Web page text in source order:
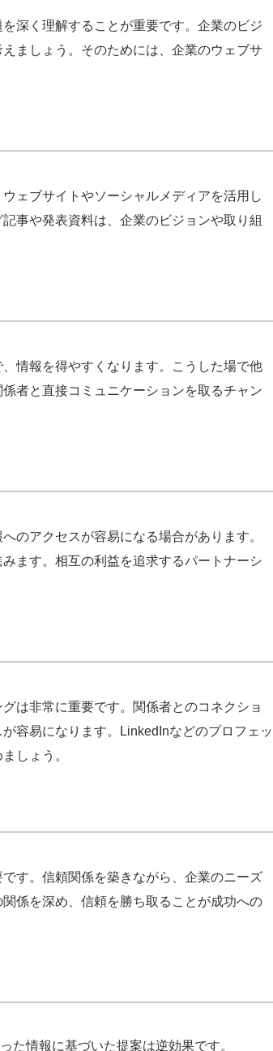
深く理解することが重要です。企業のビジ
ましょう。そのためには、企業のウェブサ
ェブサイトやソーシャルメディアを活用し
事や発表資料は、企業のビジョンや取り組
情報を得やすくなります。こうした場で他
者と直接コミュニケーションを取るチャン
のアクセスが容易になる場合があります。
ます。相互の利益を追求するパートナーシ
は非常に重要です。関係者とのコネクショ
容易になります。LinkedInなどのプロフェッ
しょう。
す。信頼関係を築きながら、企業のニーズ
係を深め、信頼を勝ち取ることが成功への
た情報に基づいた提案は逆効果です。